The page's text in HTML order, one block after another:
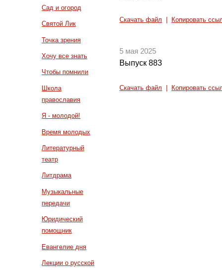
Сад и огород
Святой Лик
Точка зрения
Хочу все знать
Чтобы помнили
Школа
православия
Я - молодой!
Время молодых
Литературный
театр
Литдрама
Музыкальные
передачи
Юридический
помощник
Евангелие дня
Лекции о русской
Скачать файл Копировать
5 мая 2025
Выпуск 883
Скачать файл Копировать